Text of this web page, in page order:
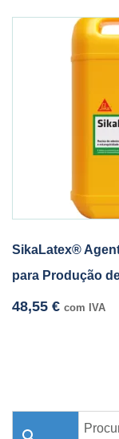
SikaLatex®
para Produção
48,55 € com IVA